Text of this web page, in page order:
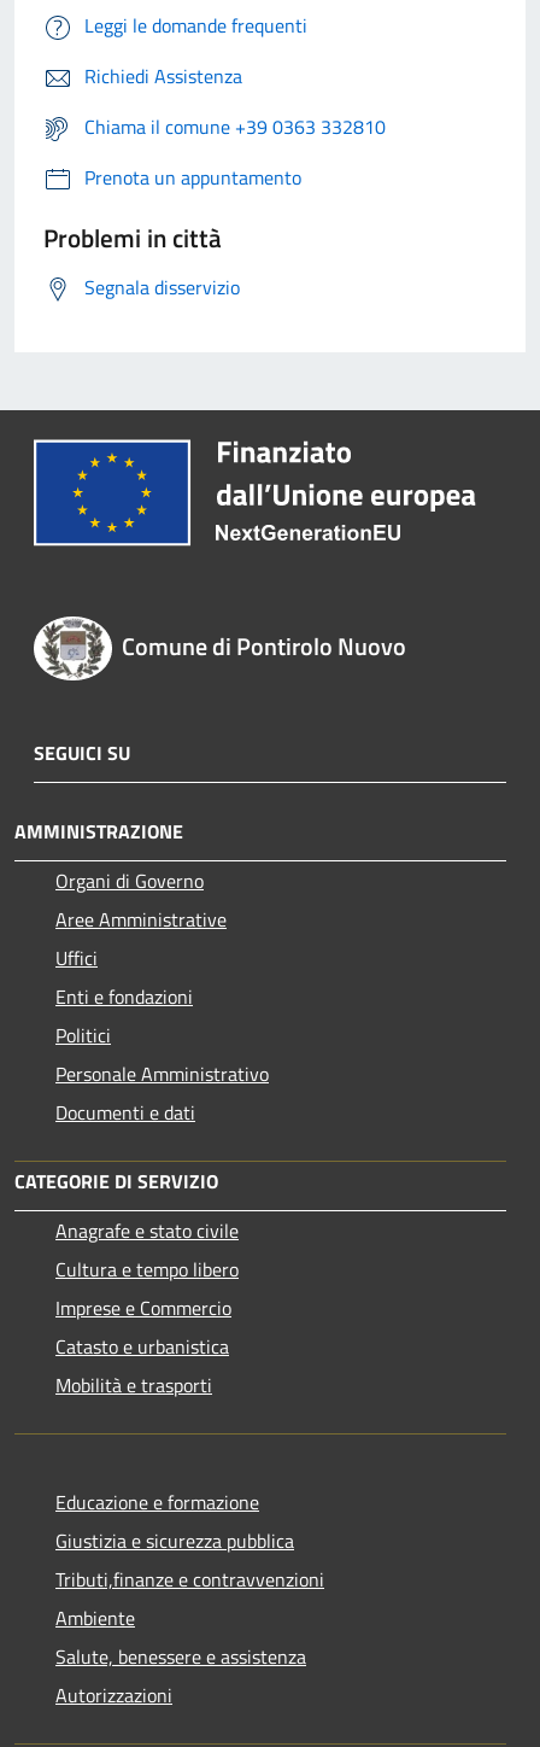
Leggi le domande frequenti
Richiedi Assistenza
Chiama il comune +39 0363 332810
Prenota un appuntamento
Problemi in città
Segnala disservizio
Comune di Pontirolo Nuovo
SEGUICI SU
AMMINISTRAZIONE
Organi di Governo
Aree Amministrative
Uffici
Enti e fondazioni
Politici
Personale Amministrativo
Documenti e dati
CATEGORIE DI SERVIZIO
Anagrafe e stato civile
Cultura e tempo libero
Imprese e Commercio
Catasto e urbanistica
Mobilità e trasporti
Educazione e formazione
Giustizia e sicurezza pubblica
Tributi,finanze e contravvenzioni
Ambiente
Salute, benessere e assistenza
Autorizzazioni